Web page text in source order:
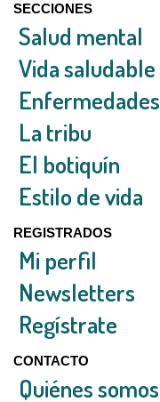
SECCIONES
Salud mental
Vida saludable
Enfermedades
La tribu
El botiquín
Estilo de vida
REGISTRADOS
Mi perfil
Newsletters
Regístrate
CONTACTO
Quiénes somos